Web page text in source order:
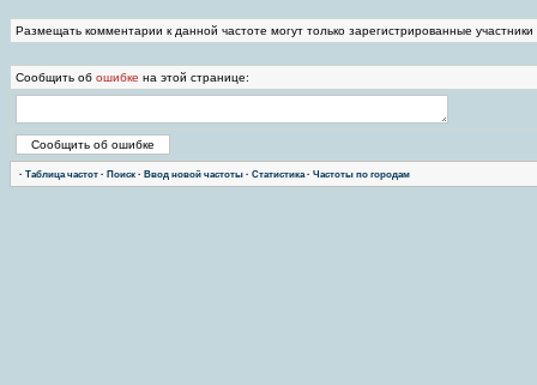
Размещать комментарии к данной частоте могут только зарегистрированные
Сообщить об ошибке на этой странице:
· Таблица частот · Поиск · Ввод новой частоты · Статистика· Частоты по городам